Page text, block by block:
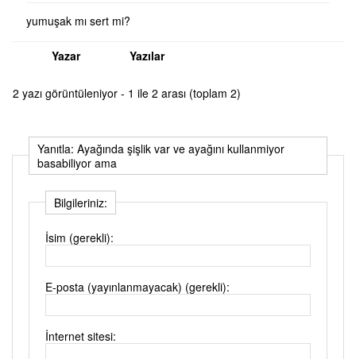
yumuşak mı sert mi?
Yazar Yazılar
2 yazı görüntüleniyor - 1 ile 2 arası (toplam 2)
Yanıtla: Ayağında şişlik var ve ayağını kullanmiyor
basabiliyor ama
Bilgileriniz:
İsim (gerekli):
E-posta (yayınlanmayacak) (gerekli):
İnternet sitesi: